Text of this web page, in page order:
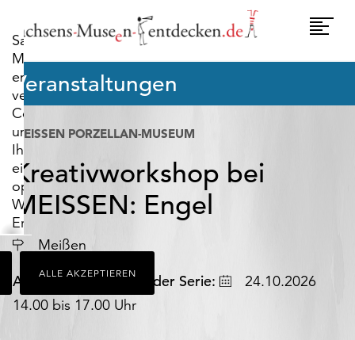
Sachsens-
Museen-
entdecken.de
verwendet
Cookies,
um
Ihnen
ein
optimales
Webseiten-
Erlebnis
zu
bieten.
Dazu
zählen
Cookies,
ALLE AKZEPTIEREN
Veranstaltungen
MEISSEN PORZELLAN-MUSEUM
Kreativworkshop bei
MEISSEN: Engel
Meißen
Ausgewählter Termin der Serie: Datum24.10.2026
14.00 bis 17.00 Uhr